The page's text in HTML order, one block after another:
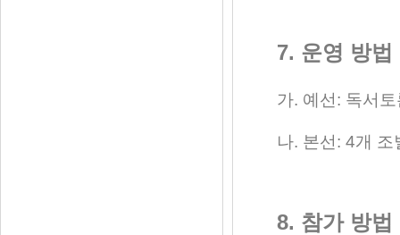
7. 운영 방법
가. 예선: 독서
나. 본선: 4개 조
8. 참가 방법